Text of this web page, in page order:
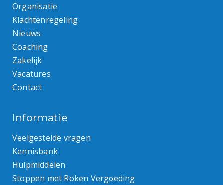
Organisatie
Klachtenregeling
Nieuws
Coaching
Zakelijk
Vacatures
Contact
Informatie
Veelgestelde vragen
Kennisbank
Hulpmiddelen
Stoppen met Roken Vergoeding